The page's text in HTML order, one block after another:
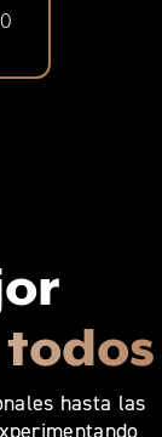
hasta las